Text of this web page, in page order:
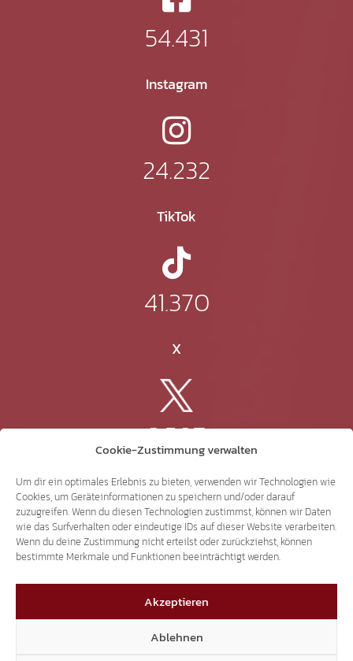
Cookie-Zustimmung verwalten
Um dir ein optimales Erlebnis zu bieten, verwenden wir Technologien wie
Cookies, um Geräteinformationen zu speichern und/oder darauf
zuzugreifen. Wenn du diesen Technologien zustimmst, können wir Daten
wie das Surfverhalten oder eindeutige IDs auf dieser Website verarbeiten.
Wenn du deine Zustimmung nicht erteilst oder zurückziehst, können
bestimmte Merkmale und Funktionen beeinträchtigt werden.
Akzeptieren
Ablehnen
54.431
Instagram
24.232
TikTok
41.370
X
3.507
Threads
3.401
YouTube